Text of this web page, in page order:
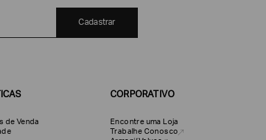
Cadastrar
de Venda
CORPORATIVO
Encontre uma Loja
Trabalhe Conosco